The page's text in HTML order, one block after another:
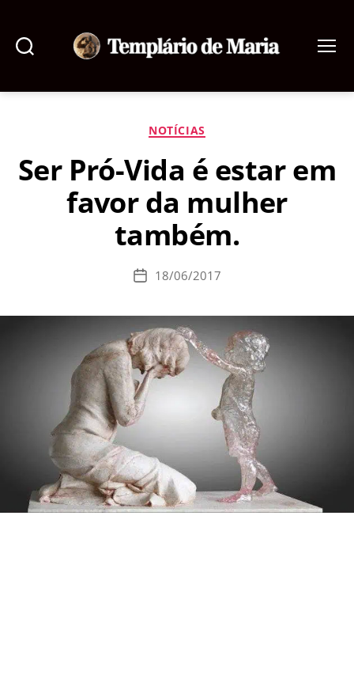
de
Categorias
NOTÍCIAS
Ser Pró-Vida é estar em
favor da mulher
também.
Data18/06/2017